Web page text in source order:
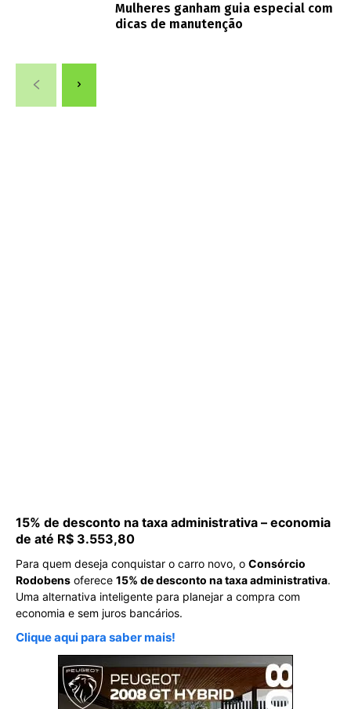
Mulheres ganham guia especial com
dicas de manutenção
15% de desconto na taxa administrativa – economia
de até R$ 3.553,80
Para quem deseja conquistar o carro novo, o Consórcio
Rodobens oferece 15% de desconto na taxa administrativa.
Uma alternativa inteligente para planejar a compra com
economia e sem juros bancários.
Clique aqui para saber mais!